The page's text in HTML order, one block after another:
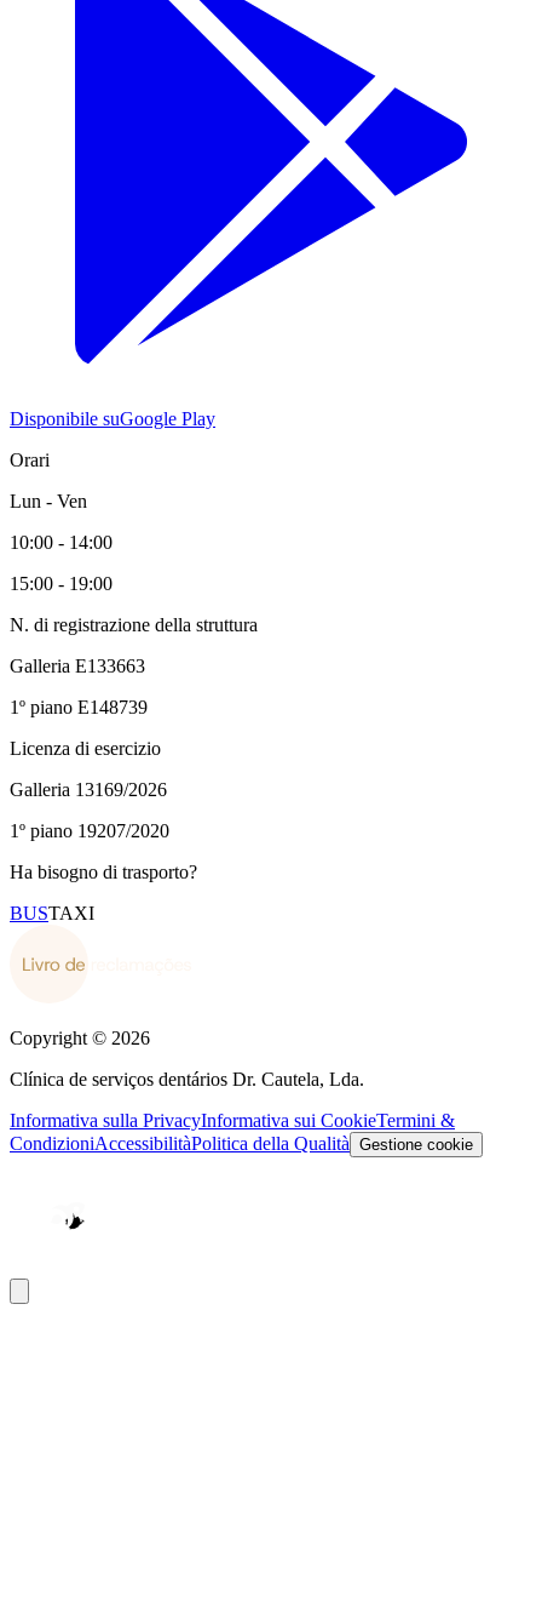
Disponibile suGoogle Play
Orari
Lun - Ven
10:00 - 14:00
15:00 - 19:00
N. di registrazione della struttura
Galleria E133663
1º piano E148739
Licenza di esercizio
Galleria 13169/2026
1º piano 19207/2020
Ha bisogno di trasporto?
BUSTAXI
Copyright © 2026
Clínica de serviços dentários Dr. Cautela, Lda.
Informativa sulla PrivacyInformativa sui CookieTermini &
CondizioniAccessibilitàPolitica della Qualità Gestione cookie
P
O
W
E
R
E
D
*
B
Y
*
D
E
V
E
L
O
P
H
*